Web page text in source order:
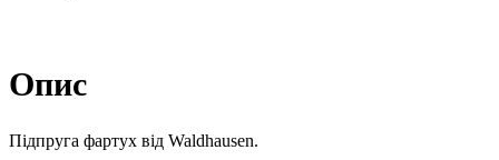
Опис
Підпруга фартух від Waldhausen.